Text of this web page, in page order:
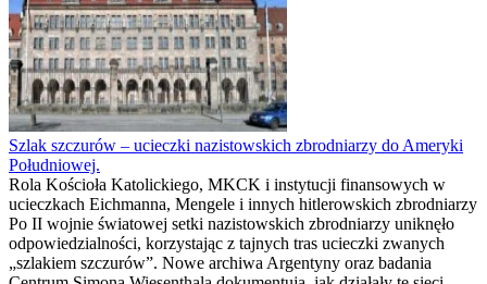
Szlak szczurów – ucieczki nazistowskich zbrodniarzy do Ameryki
Południowej.
Rola Kościoła Katolickiego, MKCK i instytucji finansowych w
ucieczkach Eichmanna, Mengele i innych hitlerowskich zbrodniarzy
Po II wojnie światowej setki nazistowskich zbrodniarzy uniknęło
odpowiedzialności, korzystając z tajnych tras ucieczki zwanych
„szlakiem szczurów”. Nowe archiwa Argentyny oraz badania